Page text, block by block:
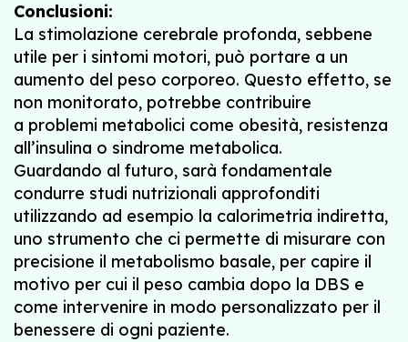
Conclusioni:
La stimolazione cerebrale profonda, sebbene
utile per i sintomi motori, può portare a un
aumento del peso corporeo. Questo effetto, se
non monitorato, potrebbe contribuire
a problemi metabolici come obesità, resistenza
all’insulina o sindrome metabolica.
Guardando al futuro, sarà fondamentale
condurre studi nutrizionali approfonditi
utilizzando ad esempio la calorimetria indiretta,
uno strumento che ci permette di misurare con
precisione il metabolismo basale, per capire il
motivo per cui il peso cambia dopo la DBS e
come intervenire in modo personalizzato per il
benessere di ogni paziente.